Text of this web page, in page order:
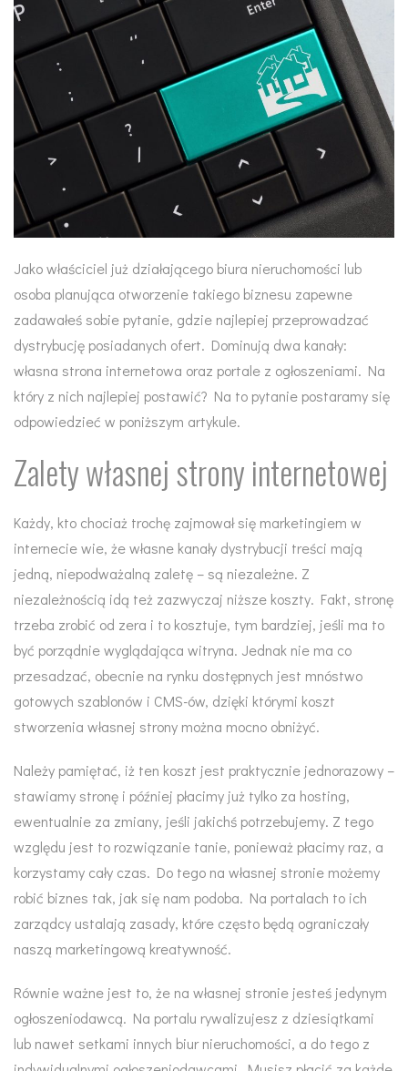
Jako właściciel już działającego biura nieruchomości lub
osoba planująca otworzenie takiego biznesu zapewne
zadawałeś sobie pytanie, gdzie najlepiej przeprowadzać
dystrybucję posiadanych ofert. Dominują dwa kanały:
własna strona internetowa oraz portale z ogłoszeniami. Na
który z nich najlepiej postawić? Na to pytanie postaramy się
odpowiedzieć w poniższym artykule.
Zalety własnej strony internetowej
Każdy, kto chociaż trochę zajmował się marketingiem w
internecie wie, że własne kanały dystrybucji treści mają
jedną, niepodważalną zaletę – są niezależne. Z
niezależnością idą też zazwyczaj niższe koszty. Fakt, stronę
trzeba zrobić od zera i to kosztuje, tym bardziej, jeśli ma to
być porządnie wyglądająca witryna. Jednak nie ma co
przesadzać, obecnie na rynku dostępnych jest mnóstwo
gotowych szablonów i CMS-ów, dzięki którymi koszt
stworzenia własnej strony można mocno obniżyć.
Należy pamiętać, iż ten koszt jest praktycznie jednorazowy –
stawiamy stronę i później płacimy już tylko za hosting,
ewentualnie za zmiany, jeśli jakichś potrzebujemy. Z tego
względu jest to rozwiązanie tanie, ponieważ płacimy raz, a
korzystamy cały czas. Do tego na własnej stronie możemy
robić biznes tak, jak się nam podoba. Na portalach to ich
zarządcy ustalają zasady, które często będą ograniczały
naszą marketingową kreatywność.
Równie ważne jest to, że na własnej stronie jesteś jedynym
ogłoszeniodawcą. Na portalu rywalizujesz z dziesiątkami
lub nawet setkami innych biur nieruchomości, a do tego z